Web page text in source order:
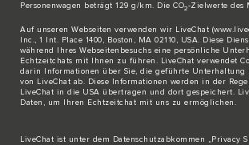
Personenwagen beträgt 129 g/km. Die CO2-Zielwerte des
Auf unseren Webseiten verwenden wir LiveChat (
Inc., 1 Int. Place 1400, Boston, MA 02110, USA. Diese
während Ihres Webseitenbesuchs eine persönliche
Echtzeitchats mit Ihnen zu führen. LiveChat verwendet
darin Informationen über Sie, die geführte Unterhaltung
von LiveChat ab. Diese Informationen werden in der
LiveChat in die USA übertragen und dort gespeichert.
Daten, um Ihren Echtzeitchat mit uns zu ermöglichen.
LiveChat ist unter dem Datenschutzabkommen „Privacy